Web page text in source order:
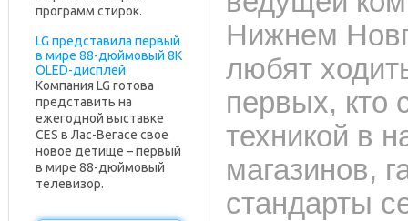
программ стирок.
LG представила первый
в мире 88-дюймовый 8K
OLED-дисплей
Компания LG готова
представить на
ежегодной выставке
CES в Лас-Вегасе свое
новое детище – первый
в мире 88-дюймовый
телевизор.
Нижнем
любят
первых, кто
техникой в
магазинов,
стандарты